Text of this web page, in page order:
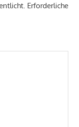
Erforderliche